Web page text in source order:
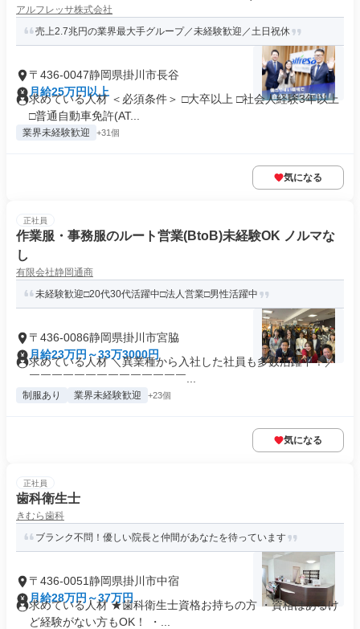
アルフレッサ株式会社
売上2.7兆円の業界最大手グループ／未経験歓迎／土日祝休
〒436-0047静岡県掛川市長谷
月給25万円以上
求めている人材 ＜必須条件＞ □大卒以上 □社会人経験3年以上
□普通自動車免許(AT...
業界未経験歓迎 +31個
気になる
正社員
作業服・事務服のルート営業(BtoB)未経験OK ノルマな
し
有限会社静岡通商
未経験歓迎□20代30代活躍中□法人営業□男性活躍中
〒436-0086静岡県掛川市宮脇
月給23万円～33万3000円
求めている人材 ＼異業種から入社した社員も多数活躍中！／
￣￣￣￣￣￣￣￣￣￣￣￣￣￣...
制服あり 業界未経験歓迎 +23個
気になる
正社員
歯科衛生士
きむら歯科
ブランク不問！優しい院長と仲間があなたを待っています
〒436-0051静岡県掛川市中宿
月給28万円～37万円
求めている人材 ★歯科衛生士資格お持ちの方 ・資格はあるけ
ど経験がない方もOK！ ・...